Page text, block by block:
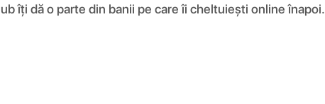
îți dă o parte din banii pe care îi cheltuiești online înapoi.